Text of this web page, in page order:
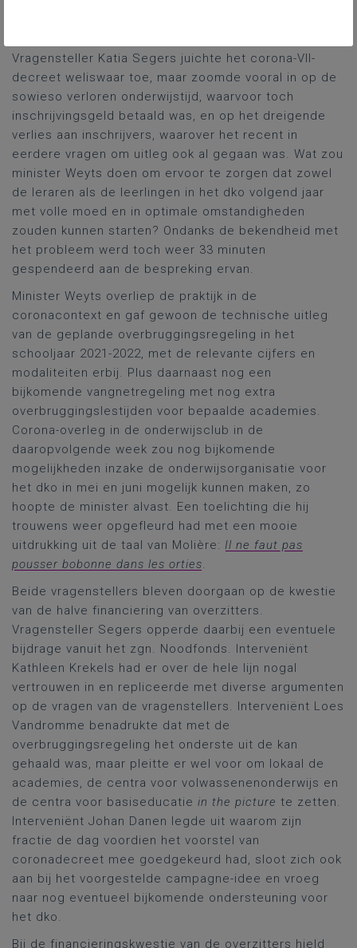
Vragensteller Katia Segers juichte het corona-VII-
decreet weliswaar toe, maar zoomde vooral in op de
sowieso verloren onderwijstijd, waarvoor toch
inschrijvingsgeld betaald was, en op het dreigende
verlies aan inschrijvers, waarover het recent in
eerdere vragen om uitleg ook al gegaan was. Wat zou
minister Weyts doen om ervoor te zorgen dat zowel
de leraren als de leerlingen in het dko volgend jaar
met volle moed en in optimale omstandigheden
zouden kunnen starten? Ondanks de bekendheid met
het probleem werd toch weer 33 minuten
gespendeerd aan de bespreking ervan.
Minister Weyts overliep de praktijk in de
coronacontext en gaf gewoon de technische uitleg
van de geplande overbruggingsregeling in het
schooljaar 2021-2022, met de relevante cijfers en
modaliteiten erbij. Plus daarnaast nog een
bijkomende vangnetregeling met nog extra
overbruggingslestijden voor bepaalde academies.
Corona-overleg in de onderwijsclub in de
daaropvolgende week zou nog bijkomende
mogelijkheden inzake de onderwijsorganisatie voor
het dko in mei en juni mogelijk kunnen maken, zo
hoopte de minister alvast. Een toelichting die hij
trouwens weer opgefleurd had met een mooie
uitdrukking uit de taal van Molière: Il ne faut pas
pousser bobonne dans les orties.
Beide vragenstellers bleven doorgaan op de kwestie
van de halve financiering van overzitters.
Vragensteller Segers opperde daarbij een eventuele
bijdrage vanuit het zgn. Noodfonds. Interveniënt
Kathleen Krekels had er over de hele lijn nogal
vertrouwen in en repliceerde met diverse argumenten
op de vragen van de vragenstellers. Interveniënt Loes
Vandromme benadrukte dat met de
overbruggingsregeling het onderste uit de kan
gehaald was, maar pleitte er wel voor om lokaal de
academies, de centra voor volwassenenonderwijs en
de centra voor basiseducatie in the picture te zetten.
Interveniënt Johan Danen legde uit waarom zijn
fractie de dag voordien het voorstel van
coronadecreet mee goedgekeurd had, sloot zich ook
aan bij het voorgestelde campagne-idee en vroeg
naar nog eventueel bijkomende ondersteuning voor
het dko.
Bij de financieringskwestie van de overzitters hield